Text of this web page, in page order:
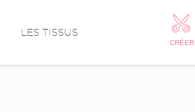
LES TISSUS
CRÉER